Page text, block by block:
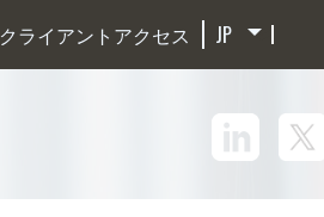
クライアントアクセス